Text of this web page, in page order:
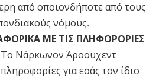
από οποιονδήποτε από τους
νόμους.
ΜΕ ΤΙΣ ΠΛΗΦΟΡΟΡΙΕΣ
Το Νάρκωνον Άροουχεντ
για εσάς τον ίδιο